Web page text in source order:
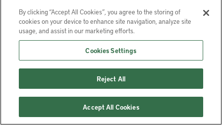
Ayuda
Privacidad Términos de uso
By clicking “Accept All Cookies”, you agree to the storing of
cookies on your device to enhance site navigation, analyze site
usage, and assist in our marketing efforts.
Cookies Settings
Reject All
Accept All Cookies